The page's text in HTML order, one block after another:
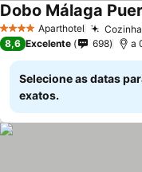
4 EstrelasAparthotel
Dobo Málaga
8,6 Excelente 698 a
Selecione as datas
exatos.